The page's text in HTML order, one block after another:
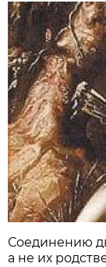
Соединению
а не их